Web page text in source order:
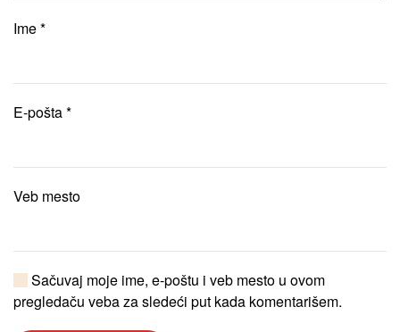
Ime*
E-pošta*
Veb mesto
Sačuvaj moje ime, e-poštu i veb mesto u ovom
pregledaču veba za sledeći put kada komentarišem.